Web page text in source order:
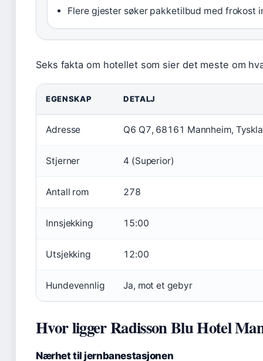
Flere gjester søker pakketilbud med frokost
Seks fakta om hotellet som sier det meste om
EGENSKAP DETALJ
Adresse Q6 Q7, 68161 Mannheim,
Stjerner 4 (Superior)
Antall rom 278
Innsjekking 15:00
Utsjekking 12:00
Hundevennlig Ja, mot et gebyr
Hvor ligger Radisson Blu Hotel
Nærhet til jernbanestasjonen